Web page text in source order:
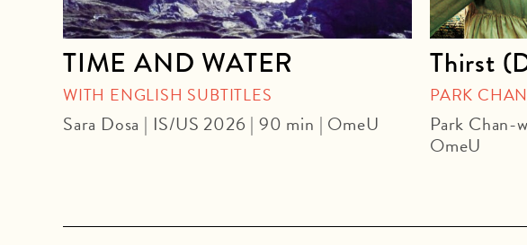
TIME AND WATER
WITH ENGLISH SUBTITLES
Sara Dosa | IS/US 2026 | 90 min | OmeU
Thirst
PARK
Park Chan-
OmeU